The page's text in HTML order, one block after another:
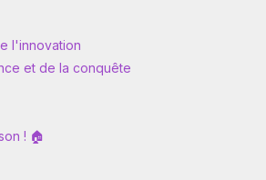
l'innovation
et de la conquête
! 🏠